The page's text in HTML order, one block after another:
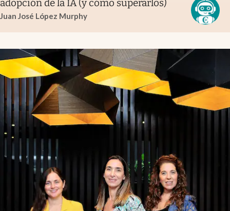
adopción de la IA (y cómo superarlos)
Juan José López Murphy